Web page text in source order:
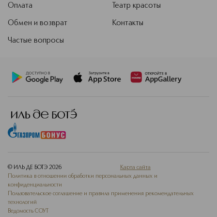
Оплата
Обмен и возврат
Частые вопросы
Театр красоты
Контакты
© ИЛЬ ДЕ БОТЭ 2026
Карта сайта
Политика в отношении обработки персональных данных и
конфиденциальности
Пользовательское соглашение и правила применения рекомендательных
технологий
Ведомость СОУТ